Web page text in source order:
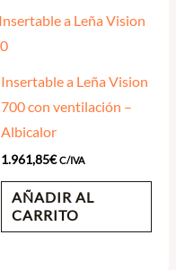
Insertable a Leña Vision
700 con ventilación –
Albicalor
1.961,85€ C/IVA
AÑADIR AL
CARRITO